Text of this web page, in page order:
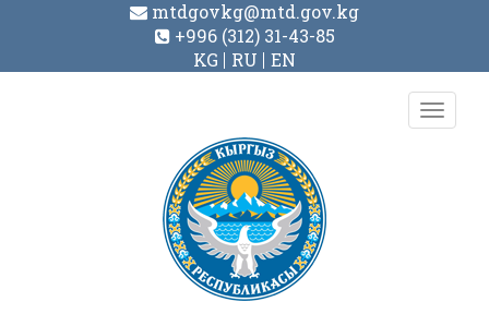
mtdgovkg@mtd.gov.kg
+996 (312) 31-43-85
KG
RU EN
Toggle